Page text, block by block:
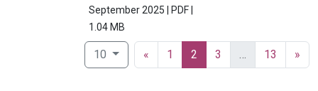
September 2025 PDF
1.04 MB
10 « 1 2 (current)
3 … 13 »